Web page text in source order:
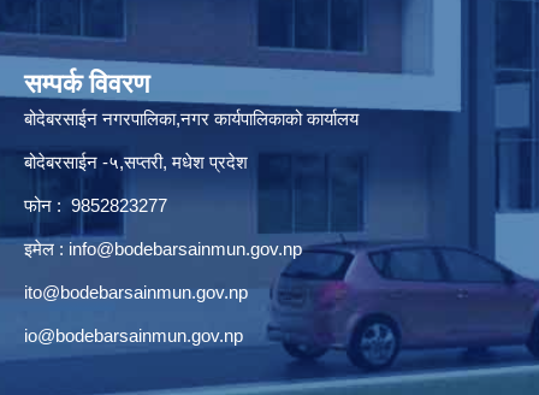
सम्पर्क विवरण
बोदेबरसाईन नगरपालिका,नगर कार्यपालिकाको कार्यालय
बोदेबरसाईन -५,सप्तरी, मधेश प्रदेश
फोन : 9852823277
इमेल : info@bodebarsainmun.gov.np
ito@bodebarsainmun.gov.np
io@bodebarsainmun.gov.np